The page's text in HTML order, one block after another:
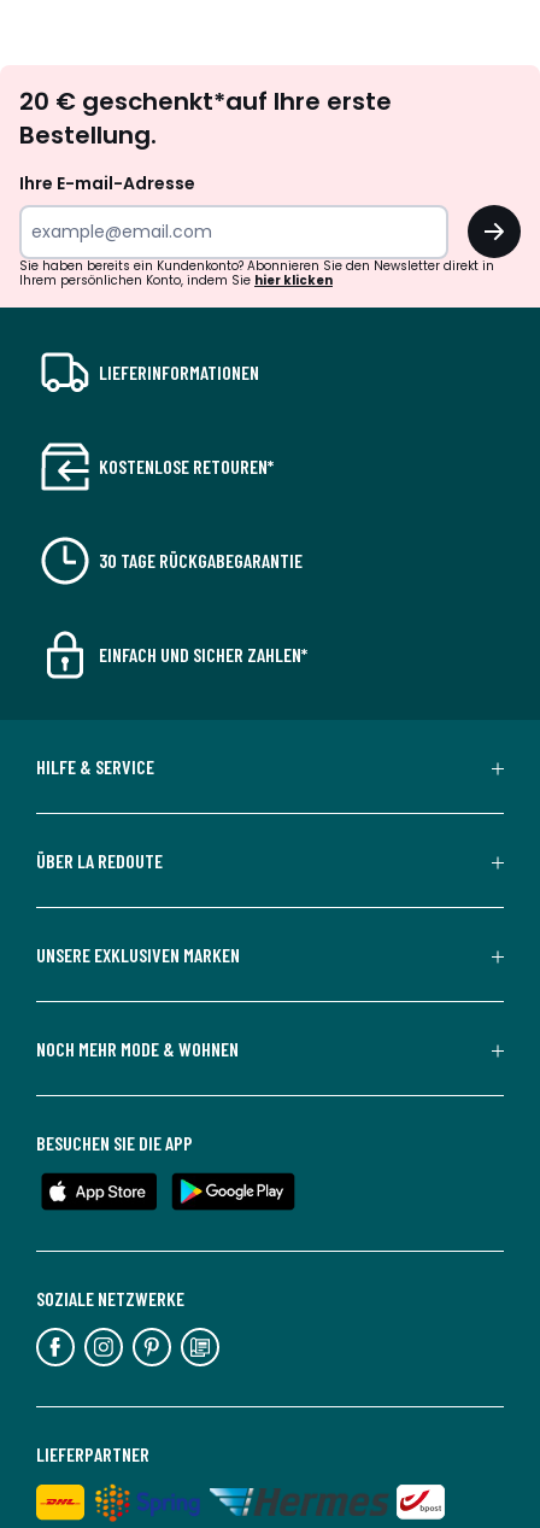
abonnieren
20 € geschenkt*auf Ihre erste
Bestellung.
Ihre E-mail-Adresse
OK
Sie haben bereits ein Kundenkonto? Abonnieren Sie den Newsletter direkt in
Ihrem persönlichen Konto, indem Sie hier klicken
LIEFERINFORMATIONEN
KOSTENLOSE RETOUREN*
30 TAGE RÜCKGABEGARANTIE
EINFACH UND SICHER ZAHLEN*
HILFE & SERVICE
ÜBER LA REDOUTE
UNSERE EXKLUSIVEN MARKEN
NOCH MEHR MODE & WOHNEN
LIEFERPARTNER
SOZIALE NETZWERKE
BESUCHEN SIE DIE APP